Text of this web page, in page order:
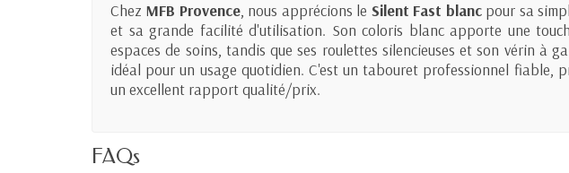
Chez MFB Provence, nous apprécions le Silent Fast blancpour sa
et sa grande facilité d'utilisation. Son coloris blanc apporte une
espaces de soins, tandis que ses roulettes silencieuses et son vérin à
idéal pour un usage quotidien. C'est un tabouret professionnel fiable,
un excellent rapport qualité/prix.
FAQs